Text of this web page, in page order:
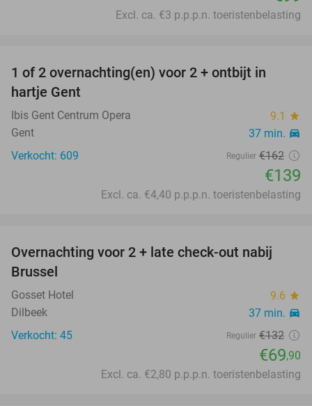
Excl. ca. €3 p.p.p.n. toeristenbelasting
1 of 2 overnachting(en) voor 2 + ontbijt in
hartje Gent
Ibis Gent Centrum Opera 9.1 star
Gent 37 min. directions_car
Verkocht: 609 Regulier €162
€139
Excl. ca. €4,40 p.p.p.n. toeristenbelasting
47%
Overnachting voor 2 + late check-out nabij
Brussel
Gosset Hotel 9.6 star
Dilbeek 37 min. directions_car
Verkocht: 45 Regulier €132
€69,90
Excl. ca. €2,80 p.p.p.n. toeristenbelasting